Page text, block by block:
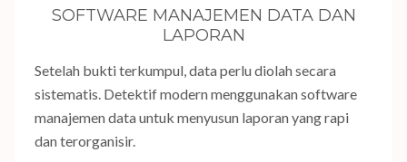
SOFTWARE MANAJEMEN DATA DAN
LAPORAN
Setelah bukti terkumpul, data perlu diolah secara
sistematis. Detektif modern menggunakan software
manajemen data untuk menyusun laporan yang rapi
dan terorganisir.